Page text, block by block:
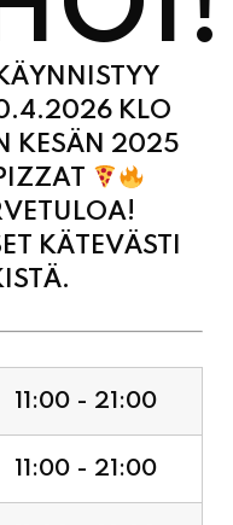
KLO
KESÄN 2025
KÄTEVÄSTI
11:00 - 21:00
11:00 - 21:00
11:00 - 21:00